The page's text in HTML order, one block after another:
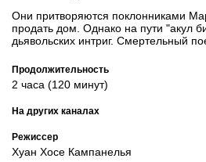
Они притворяются поклонниками
продать дом. Однако на пути "акул
дьявольских интриг. Смертельный
Продолжительность
2 часа (120 минут)
На других каналах
Режиссер
Хуан Хосе Кампанелья